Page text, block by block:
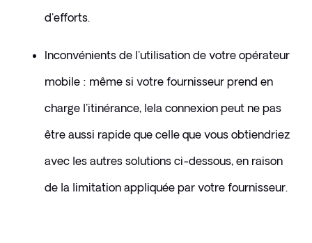
d'efforts.
Inconvénients de l'utilisation de votre opérateur
mobile : même si votre fournisseur prend en
charge l'itinérance, lela connexion peut ne pas
être aussi rapide que celle que vous obtiendriez
avec les autres solutions ci-dessous, en raison
de la limitation appliquée par votre fournisseur.